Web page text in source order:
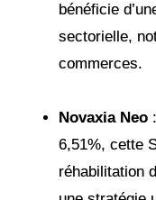
bénéficie
sectorielle,
commerces.
Novaxia Neo
6,51%, cette
réhabilitation